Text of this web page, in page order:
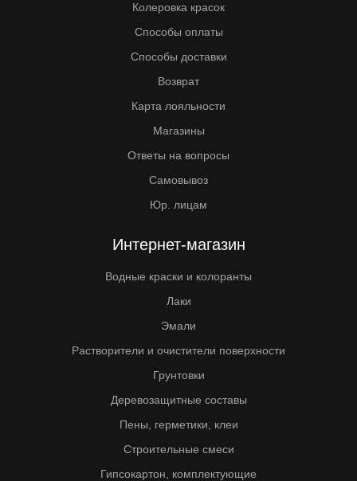
Колеровка красок
Способы оплаты
Способы доставки
Возврат
Карта лояльности
Магазины
Ответы на вопросы
Самовывоз
Юр. лицам
Интернет-магазин
Водные краски и колоранты
Лаки
Эмали
Растворители и очистители поверхности
Грунтовки
Деревозащитные составы
Пены, герметики, клеи
Строительные смеси
Гипсокартон, комплектующие